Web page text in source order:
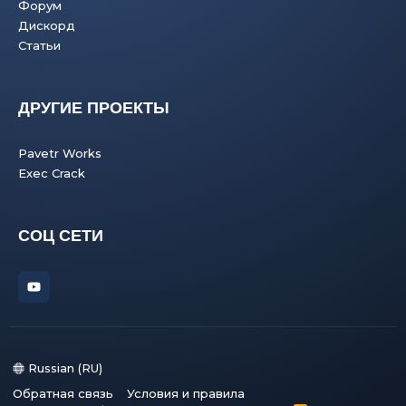
Форум
Дискорд
Статьи
ДРУГИЕ ПРОЕКТЫ
Pavetr Works
Exec Crack
СОЦ СЕТИ
Russian (RU)
Обратная связь
Условия и правила